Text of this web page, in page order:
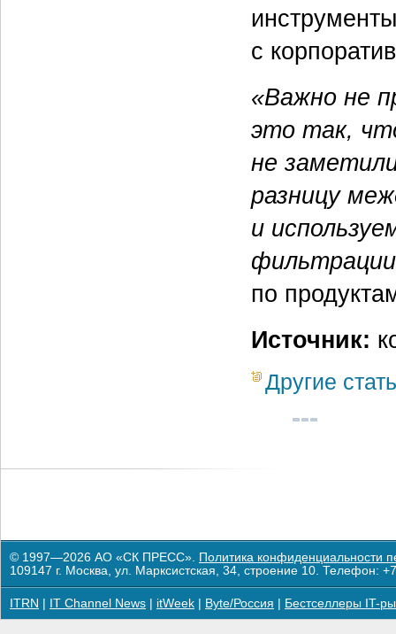
с
«Важно не
это так,
не
разницу
и
по
Источник:
Другие
© 1997—2026 АО «СК ПРЕСС». Политика конфиденциальности
109147 г. Москва, ул. Марксистская, 34, строение 10. Телефон:
ITRN IT Channel News itWeek Byte/Россия Бестселлеры IT-